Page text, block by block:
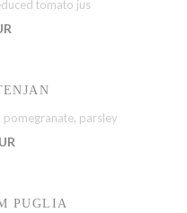
tomato jus
pomegranate, parsley
PUGLIA